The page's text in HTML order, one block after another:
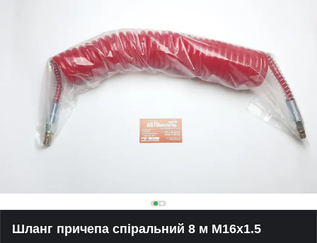
Шланг причепа спіральний 8 м М16x1.5